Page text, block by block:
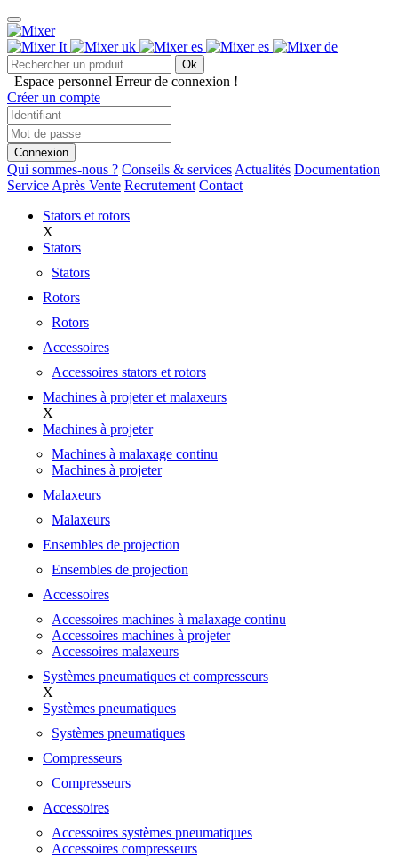
Ok
Espace personnel Erreur de connexion !
Créer un compte
Connexion
Qui sommes-nous ? Conseils & services Actualités Documentation
Service Après Vente Recrutement Contact
Stators et rotors
X
Stators
Stators
Rotors
Rotors
Accessoires
Accessoires stators et rotors
Machines à projeter et malaxeurs
X
Machines à projeter
Machines à malaxage continu
Machines à projeter
Malaxeurs
Malaxeurs
Ensembles de projection
Ensembles de projection
Accessoires
Accessoires machines à malaxage continu
Accessoires machines à projeter
Accessoires malaxeurs
Systèmes pneumatiques et compresseurs
X
Systèmes pneumatiques
Systèmes pneumatiques
Compresseurs
Compresseurs
Accessoires
Accessoires systèmes pneumatiques
Accessoires compresseurs